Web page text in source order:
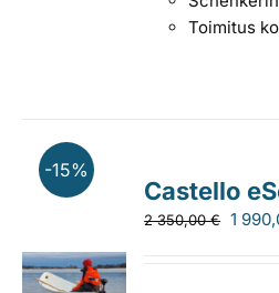
Toimitus
-15%
Castello
2 350,00€ 1